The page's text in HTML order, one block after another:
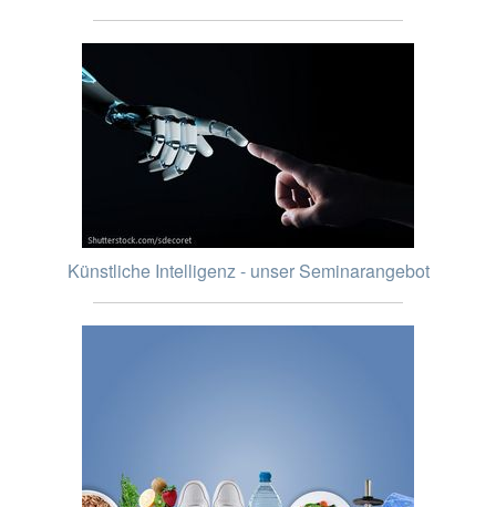
Künstliche Intelligenz - unser Seminarangebot